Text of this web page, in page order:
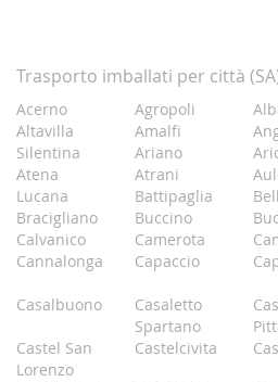
Trasporto imballati per città
Acerno Agropoli
Altavilla
Silentina
Amalfi
Ariano
Atena
Lucana
Atrani
Battipaglia
Bracigliano
Buccino
Calvanico
Camerota
Cannalonga
Capaccio
Casalbuono
Casaletto
Spartano
Castel San
Lorenzo
Castelcivita